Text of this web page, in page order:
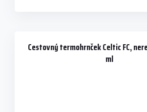
Cestovný termohrnček Celtic FC,
ml